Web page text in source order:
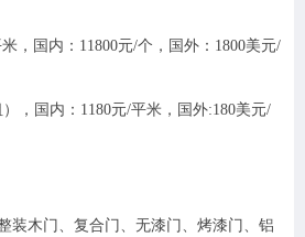
， 国内：11800元/个，国外：1800美元/
，国内：1180元/平米，国外:180美元/
装木门、复合门、无漆门、烤漆门、铝